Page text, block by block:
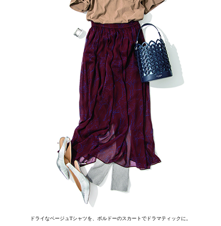
ドライなベージュTシャツを、ボルドーのスカートでドラマティックに。